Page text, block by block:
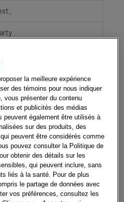
la meilleure expérience
des témoins pour nous indiquer
vous présenter du contenu
et publicités des médias
peuvent également être utilisés à
sur des produits, des
peuvent être considérés comme
pouvez consulter la Politique de
obtenir des détails sur les
qui peuvent inclure, sans
liés à la santé. Pour de plus
le partage de données avec
vos préférences, consultez les